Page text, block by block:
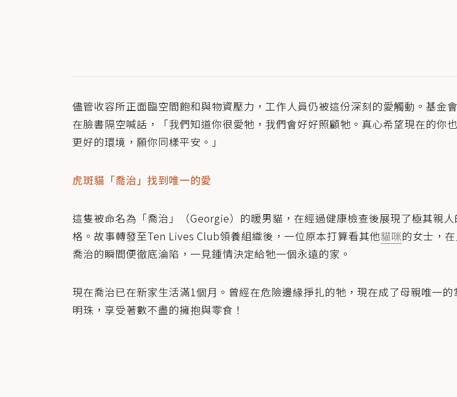
儘管收容所正面臨空間飽和與物資壓力，工作人員仍被這份深刻的愛觸動。基金
在臉書隔空喊話，「我們知道你很愛牠，我們會好好照顧牠。真心希望現在的你
更好的環境，願你同樣平安。」
虎斑貓「喬治」找到唯一的愛
這隻被命名為「喬治」（Georgie）的暖男貓，在經過健康檢查後展現了極其親
格。故事轉發至Ten Lives Club領養組織後，一位原本打算看其他貓咪的女士，
喬治的瞬間便徹底淪陷，一見鍾情決定給牠一個永遠的家。
現在喬治已在新家生活滿1個月。曾經在危險邊緣掙扎的牠，現在成了母親唯一的
明珠，享受著數不盡的擁抱與零食！